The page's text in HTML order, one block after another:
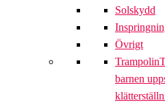
Solskydd
Övrigt
Trampolin
barnen